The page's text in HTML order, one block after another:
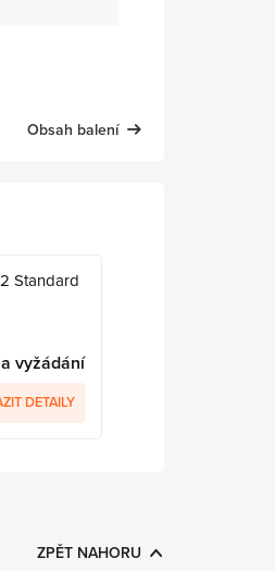
Obsah balení
Standard
vyžádání
DETAILY
ZPĚT NAHORU